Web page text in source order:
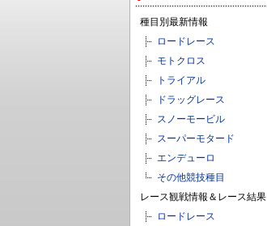
種目別最新情報
ロードレース
モトクロス
トライアル
ドラッグレース
スノーモービル
スーパーモタード
エンデューロ
その他競技種目
レース観戦情報＆レース結果
ロードレース